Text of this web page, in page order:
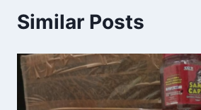
Similar Posts